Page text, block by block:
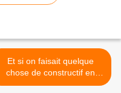
Et si on faisait quelque
chose de constructif en
mettant notre énergie et le